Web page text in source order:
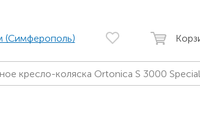
(Симферополь)